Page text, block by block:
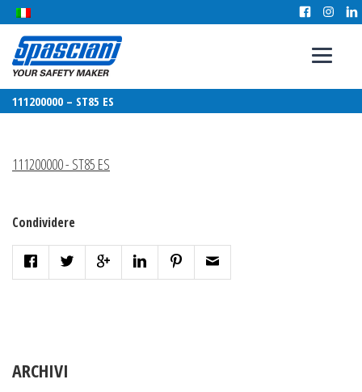
111200000 – ST85 ES
111200000 - ST85 ES
Condividere
ARCHIVI